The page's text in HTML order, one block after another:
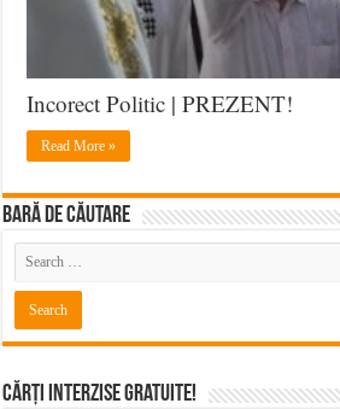
Incorect Politic | PREZENT!
Read More »
BARĂ DE CĂUTARE
Cărți Interzise Gratuite!